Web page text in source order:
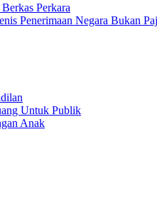
Perkara
Penerimaan Negara Bukan
Untuk Publik
Anak